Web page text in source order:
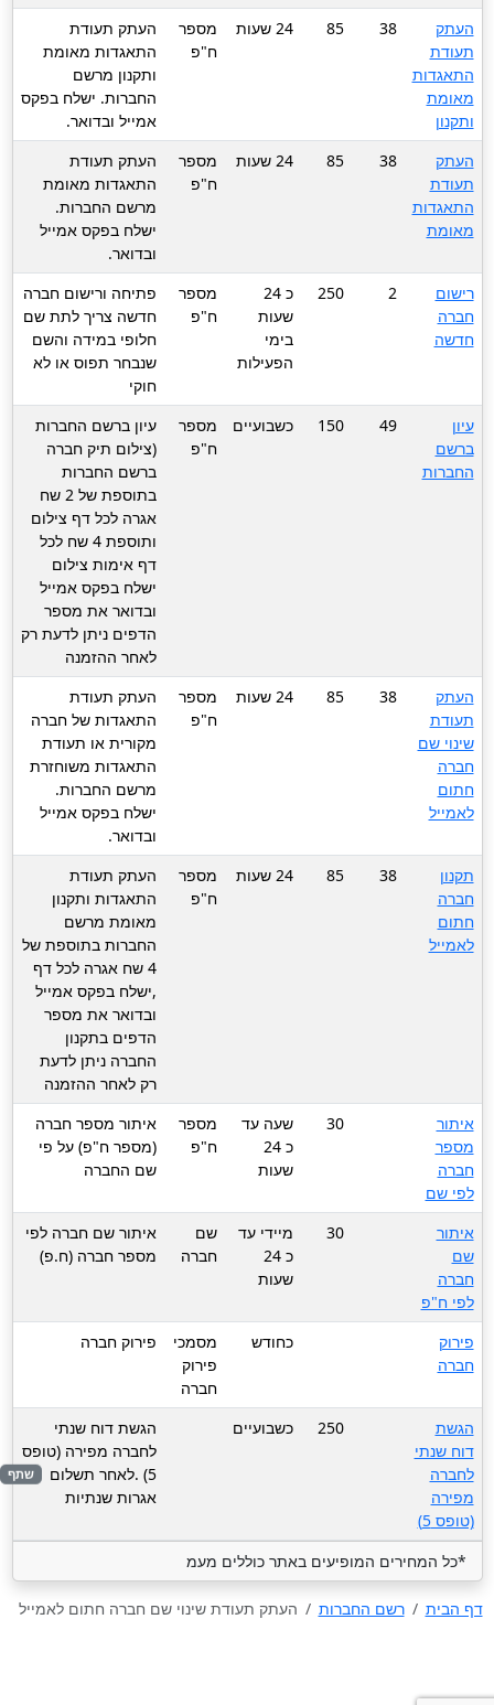
העתק
תעודת
התאגדות
מאומת
ותקנון
38
85 24 שעות
מספר
ח"פ
העתק תעודת
התאגדות מאומת
ותקנון מרשם
החברות. ישלח בפקס
אמייל ובדואר.
העתק
תעודת
התאגדות
מאומת
38
85 24 שעות
מספר
ח"פ
העתק תעודת
התאגדות מאומת
מרשם החברות.
ישלח בפקס אמייל
ובדואר.
רישום
חברה
חדשה
2
250
כ 24
שעות
בימי
הפעילות
מספר
ח"פ
פתיחה ורישום חברה
חדשה צריך לתת שם
חלופי במידה והשם
שנבחר תפוס או לא
חוקי
עיון
ברשם
החברות
49
150 כשבועיים
מספר
ח"פ
עיון ברשם החברות
(צילום תיק חברה
ברשם החברות
בתוספת של 2 שח
אגרה לכל דף צילום
ותוספת 4 שח לכל
דף אימות צילום
ישלח בפקס אמייל
ובדואר את מספר
הדפים ניתן לדעת רק
לאחר ההזמנה
העתק
תעודת
שינוי שם
חברה
חתום
לאמייל
38
85 24 שעות
מספר
ח"פ
העתק תעודת
התאגדות של חברה
מקורית או תעודת
התאגדות משוחזרת
מרשם החברות.
ישלח בפקס אמייל
ובדואר.
תקנון
חברה
חתום
לאמייל
38
85 24 שעות
מספר
ח"פ
העתק תעודת
התאגדות ותקנון
מאומת מרשם
החברות בתוספת של
4 שח אגרה לכל דף
,ישלח בפקס אמייל
ובדואר את מספר
הדפים בתקנון
החברה ניתן לדעת
רק לאחר ההזמנה
איתור
מספר
חברה
לפי שם
30
שעה עד
כ 24
שעות
מספר
ח"פ
איתור מספר חברה
(מספר ח"פ) על פי
שם החברה
איתור
שם
חברה
לפי ח"פ
30
מיידי עד
כ 24
שעות
שם
חברה
איתור שם חברה לפי
מספר חברה (ח.פ)
פירוק
חברה
כחודש
מסמכי
פירוק
חברה
פירוק חברה
הגשת
דוח שנתי
לחברה
מפירה
(טופס 5)
250 כשבועיים
הגשת דוח שנתי
לחברה מפירה (טופס
5) .לאחר תשלום
אגרות שנתיות
*כל המחירים המופיעים באתר כוללים מעמ
דף הבית רשם החברות העתק תעודת שינוי שם חברה חתום לאמייל
שתף